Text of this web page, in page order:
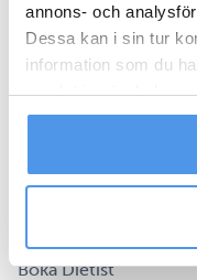
annons- och
Dessa kan i sin tur
information som du
samlat in när du har
Om oss
Kontakt
Hantera dina
Boka Dietist